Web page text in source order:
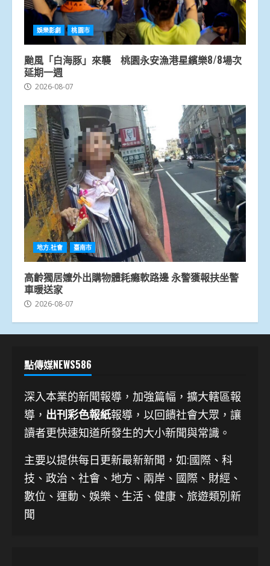
娛樂影劇 桃園市
颱風「白海豚」來襲 桃園永安漁港星繽樂8/8場次
延期一週
2026-08-07
地方.社會 臺南市
高齡獨居嬤外出購物體耗癱軟路邊 永警獲報扶坐警
車暖送家
2026-08-07
點傳媒NEWS586
深入本業的新聞報導，加強篇幅，擴大轄區報
導， 出刊彩色報紙報導，以回饋社會大眾，讓
讀者更快速知道所發生的大小新聞與常識。
主要以提供每日更新最新新聞 ，如:國際、科
技、 政治、社會、地方、兩岸、國際、財經、
數位、運動、娛樂、生活、健康、旅遊類別新
聞